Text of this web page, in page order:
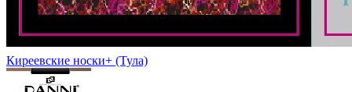
Киреевские носки+ (Тула)